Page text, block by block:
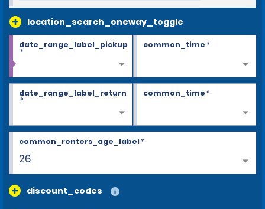
location_search_oneway_toggle
date_range_label_pickup
*
common_time*
date_range_label_return
*
common_time*
26
common_renters_age_label*
discount_codes